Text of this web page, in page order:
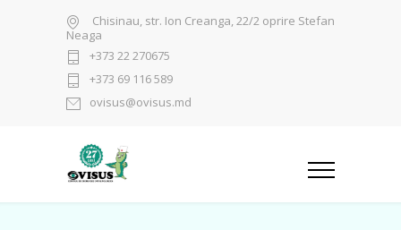
Chisinau, str. Ion Creanga, 22/2 oprire Stefan
Neaga
+373 22 270675
+373 69 116 589
ovisus@ovisus.md